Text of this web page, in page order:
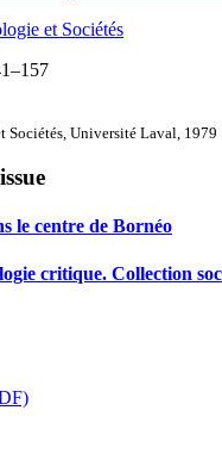
et Sociétés
Université Laval, 1979
le centre de Bornéo
critique. Collection